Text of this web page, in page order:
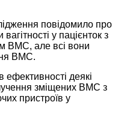
повідомило про
у пацієнток з
ВМС, але всі вони
ВМС.
ефективності деякі
зміщених ВМС з
пристроїв у